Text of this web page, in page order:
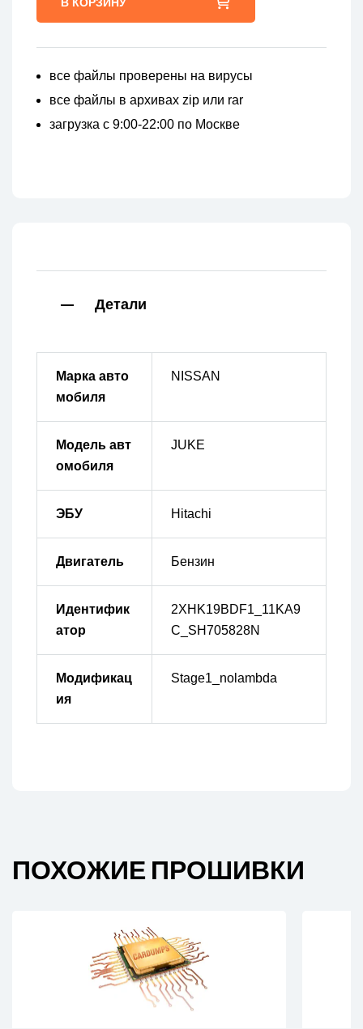
все файлы проверены на вирусы
все файлы в архивах zip или rar
загрузка с 9:00-22:00 по Москве
Детали
Марка авто
мобиля
NISSAN
Модель авт
омобиля
JUKE
ЭБУ Hitachi
Двигатель Бензин
Идентифик
атор
2XHK19BDF1_11KA9
C_SH705828N
Модификац
ия
Stage1_nolambda
ПОХОЖИЕ ПРОШИВКИ